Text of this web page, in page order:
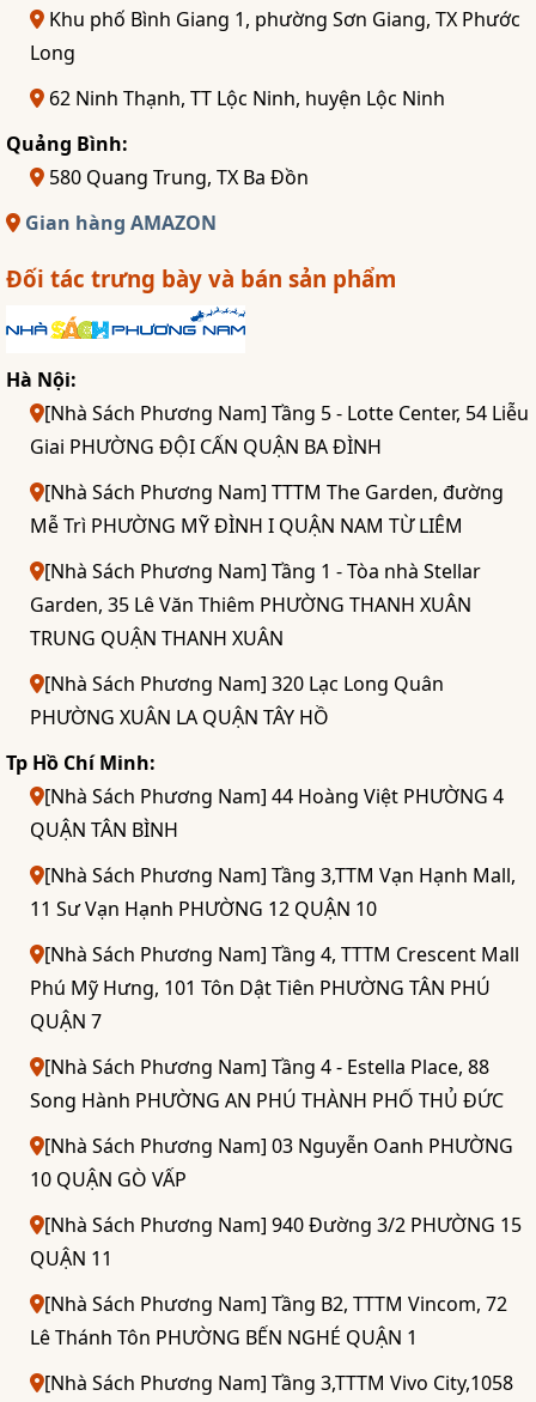
Khu phố Bình Giang 1, phường Sơn Giang, TX Phước
Long
62 Ninh Thạnh, TT Lộc Ninh, huyện Lộc Ninh
Quảng Bình:
580 Quang Trung, TX Ba Đồn
Gian hàng AMAZON
Đối tác trưng bày và bán sản phẩm
Hà Nội:
[Nhà Sách Phương Nam] Tầng 5 - Lotte Center, 54 Liễu
Giai PHƯỜNG ĐỘI CẤN QUẬN BA ĐÌNH
[Nhà Sách Phương Nam] TTTM The Garden, đường
Mễ Trì PHƯỜNG MỸ ĐÌNH I QUẬN NAM TỪ LIÊM
[Nhà Sách Phương Nam] Tầng 1 - Tòa nhà Stellar
Garden, 35 Lê Văn Thiêm PHƯỜNG THANH XUÂN
TRUNG QUẬN THANH XUÂN
[Nhà Sách Phương Nam] 320 Lạc Long Quân
PHƯỜNG XUÂN LA QUẬN TÂY HỒ
Tp Hồ Chí Minh:
[Nhà Sách Phương Nam] 44 Hoàng Việt PHƯỜNG 4
QUẬN TÂN BÌNH
[Nhà Sách Phương Nam] Tầng 3,TTM Vạn Hạnh Mall,
11 Sư Vạn Hạnh PHƯỜNG 12 QUẬN 10
[Nhà Sách Phương Nam] Tầng 4, TTTM Crescent Mall
Phú Mỹ Hưng, 101 Tôn Dật Tiên PHƯỜNG TÂN PHÚ
QUẬN 7
[Nhà Sách Phương Nam] Tầng 4 - Estella Place, 88
Song Hành PHƯỜNG AN PHÚ THÀNH PHỐ THỦ ĐỨC
[Nhà Sách Phương Nam] 03 Nguyễn Oanh PHƯỜNG
10 QUẬN GÒ VẤP
[Nhà Sách Phương Nam] 940 Đường 3/2 PHƯỜNG 15
QUẬN 11
[Nhà Sách Phương Nam] Tầng B2, TTTM Vincom, 72
Lê Thánh Tôn PHƯỜNG BẾN NGHÉ QUẬN 1
[Nhà Sách Phương Nam] Tầng 3,TTTM Vivo City,1058